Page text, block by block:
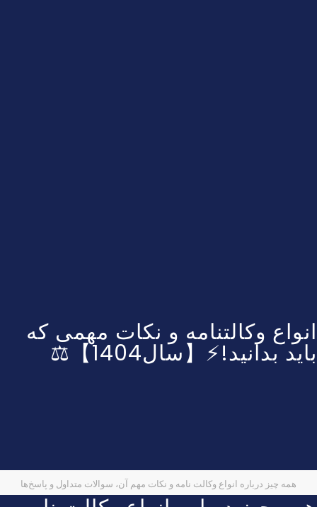
انواع وکالتنامه و نکات مهمی که
باید بدانید!⚡【سال1404】⚖️
همه چیز درباره انواع وکالت نامه و نکات مهم آن، سوالات متداول و پاسخ‌ها